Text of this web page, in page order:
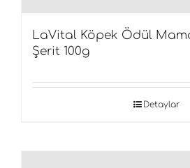
LaVital Köpek Ödül
Şerit 100g
Detaylar